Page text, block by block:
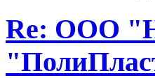
Re: ООО